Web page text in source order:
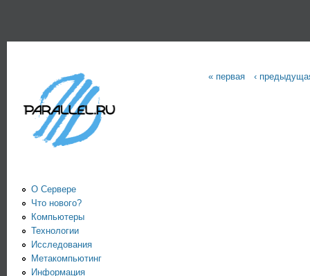
Информационно-
аналитический
центр по
параллельным
вычислениям
« первая ‹
О Сервере
Что нового?
Компьютеры
Технологии
Исследования
Метакомпьютинг
Информация